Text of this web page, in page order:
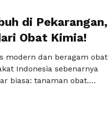
di Pekarangan,
Obat Kimia!
modern dan beragam obat
Indonesia sebenarnya
biasa: tanaman obat.
Menariknya, khasiatnya